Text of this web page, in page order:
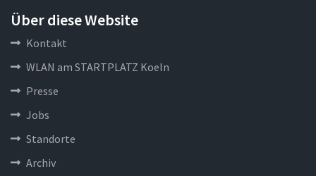
Über diese Website
Kontakt
WLAN am STARTPLATZ Koeln
Presse
Jobs
Standorte
Archiv